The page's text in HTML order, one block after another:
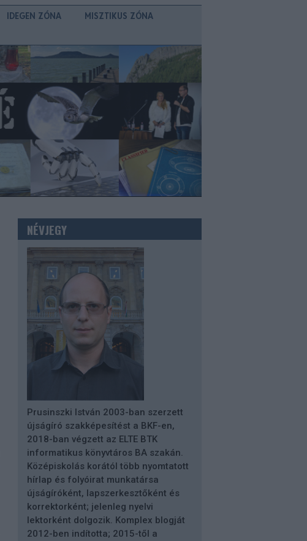
IDEGEN ZÓNA
MISZTIKUS ZÓNA
NÉVJEGY
Prusinszki István 2003-ban szerzett
újságíró szakképesítést a BKF-en,
2018-ban végzett az ELTE BTK
informatikus könyvtáros BA szakán.
Középiskolás korától több nyomtatott
hírlap és folyóirat munkatársa
újságíróként, lapszerkesztőként és
korrektorként; jelenleg nyelvi
lektorként dolgozik. Komplex blogját
2012-ben indította; 2015-től a